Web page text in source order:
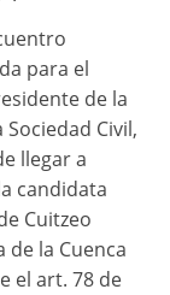
para el
de la
Civil,
llegar a
candidata
Cuitzeo
de la Cuenca
el art. 78 de